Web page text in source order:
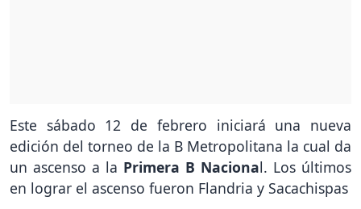
Este sábado 12 de febrero iniciará una nueva
edición del torneo de la B Metropolitana la cual da
un ascenso a la Primera B Nacional. Los últimos
en lograr el ascenso fueron Flandria y Sacachispas